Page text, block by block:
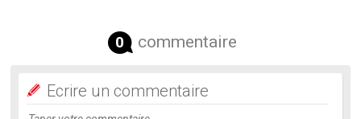
0 commentaire
Ecrire un commentaire